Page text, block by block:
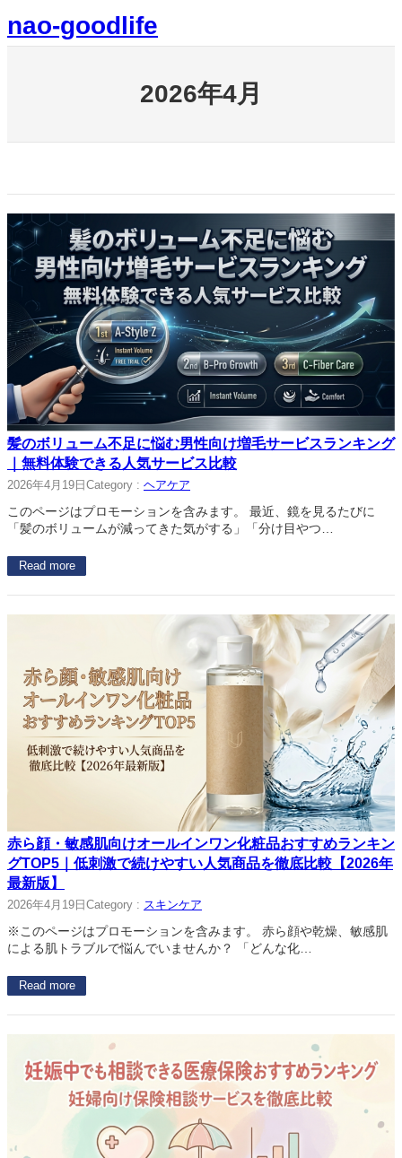
容
を
nao-goodlife
2026年4月
髪のボリューム不足に悩む男性向け増毛サービスランキング
｜無料体験できる人気サービス比較
2026年4月19日 Category : ヘアケア
このページはプロモーションを含みます。 最近、鏡を見るたびに
「髪のボリュームが減ってきた気がする」「分け目やつ…
Read more
赤ら顔・敏感肌向けオールインワン化粧品おすすめランキン
グTOP5｜低刺激で続けやすい人気商品を徹底比較【2026年
最新版】
2026年4月19日 Category : スキンケア
※このページはプロモーションを含みます。 赤ら顔や乾燥、敏感肌
による肌トラブルで悩んでいませんか？ 「どんな化…
Read more